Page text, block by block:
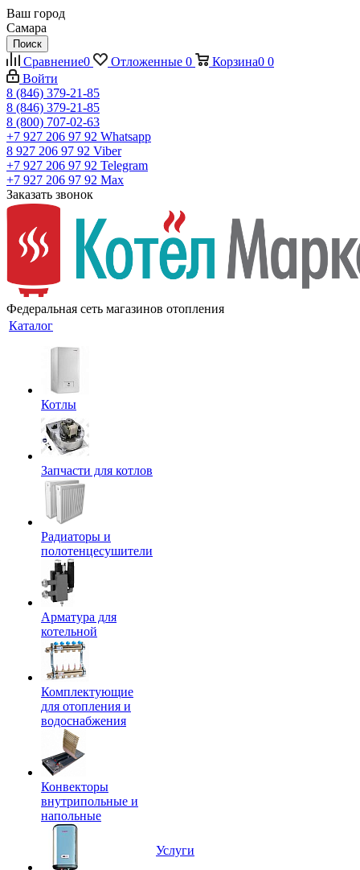
Ваш город
Самара
Поиск
Сравнение0 Отложенные 0 Корзина0 0
Войти
8 (846) 379-21-85
8 (846) 379-21-85
8 (800) 707-02-63
+7 927 206 97 92 Whatsapp
8 927 206 97 92 Viber
+7 927 206 97 92 Telegram
+7 927 206 97 92 Max
Заказать звонок
Федеральная сеть магазинов отопления
Каталог
Котлы
Запчасти для котлов
Радиаторы и
полотенцесушители
Арматура для
котельной
Комплектующие
для отопления и
водоснабжения
Конвекторы
внутрипольные и
напольные
Услуги